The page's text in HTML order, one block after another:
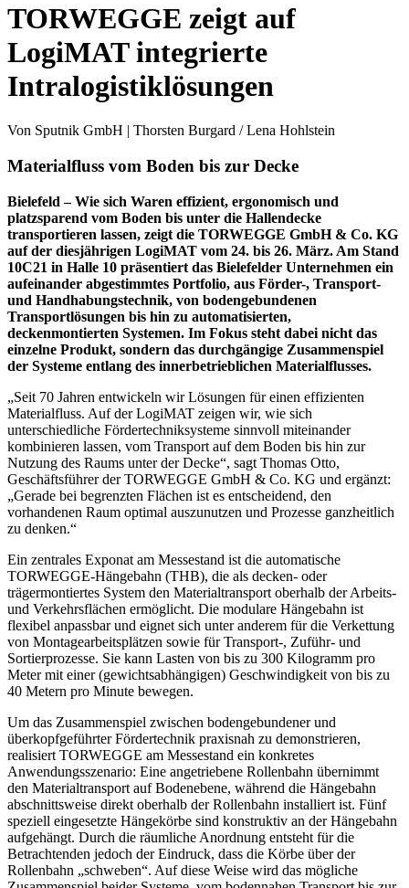
TORWEGGE zeigt auf
LogiMAT integrierte
Intralogistiklösungen
Von Sputnik GmbH | Thorsten Burgard / Lena Hohlstein
Materialfluss vom Boden bis zur Decke
Bielefeld – Wie sich Waren effizient, ergonomisch und
platzsparend vom Boden bis unter die Hallendecke
transportieren lassen, zeigt die TORWEGGE GmbH & Co. KG
auf der diesjährigen LogiMAT vom 24. bis 26. März. Am Stand
10C21 in Halle 10 präsentiert das Bielefelder Unternehmen ein
aufeinander abgestimmtes Portfolio, aus Förder-, Transport-
und Handhabungstechnik, von bodengebundenen
Transportlösungen bis hin zu automatisierten,
deckenmontierten Systemen. Im Fokus steht dabei nicht das
einzelne Produkt, sondern das durchgängige Zusammenspiel
der Systeme entlang des innerbetrieblichen Materialflusses.
„Seit 70 Jahren entwickeln wir Lösungen für einen effizienten
Materialfluss. Auf der LogiMAT zeigen wir, wie sich
unterschiedliche Fördertechniksysteme sinnvoll miteinander
kombinieren lassen, vom Transport auf dem Boden bis hin zur
Nutzung des Raums unter der Decke“, sagt Thomas Otto,
Geschäftsführer der TORWEGGE GmbH & Co. KG und ergänzt:
„Gerade bei begrenzten Flächen ist es entscheidend, den
vorhandenen Raum optimal auszunutzen und Prozesse ganzheitlich
zu denken.“
Ein zentrales Exponat am Messestand ist die automatische
TORWEGGE-Hängebahn (THB), die als decken- oder
trägermontiertes System den Materialtransport oberhalb der Arbeits-
und Verkehrsflächen ermöglicht. Die modulare Hängebahn ist
flexibel anpassbar und eignet sich unter anderem für die Verkettung
von Montagearbeitsplätzen sowie für Transport-, Zuführ- und
Sortierprozesse. Sie kann Lasten von bis zu 300 Kilogramm pro
Meter mit einer (gewichtsabhängigen) Geschwindigkeit von bis zu
40 Metern pro Minute bewegen.
Um das Zusammenspiel zwischen bodengebundener und
überkopfgeführter Fördertechnik praxisnah zu demonstrieren,
realisiert TORWEGGE am Messestand ein konkretes
Anwendungsszenario: Eine angetriebene Rollenbahn übernimmt
den Materialtransport auf Bodenebene, während die Hängebahn
abschnittsweise direkt oberhalb der Rollenbahn installiert ist. Fünf
speziell eingesetzte Hängekörbe sind konstruktiv an der Hängebahn
aufgehängt. Durch die räumliche Anordnung entsteht für die
Betrachtenden jedoch der Eindruck, dass die Körbe über der
Rollenbahn „schweben“. Auf diese Weise wird das mögliche